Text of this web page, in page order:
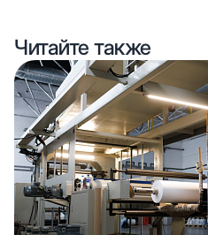
Читайте также